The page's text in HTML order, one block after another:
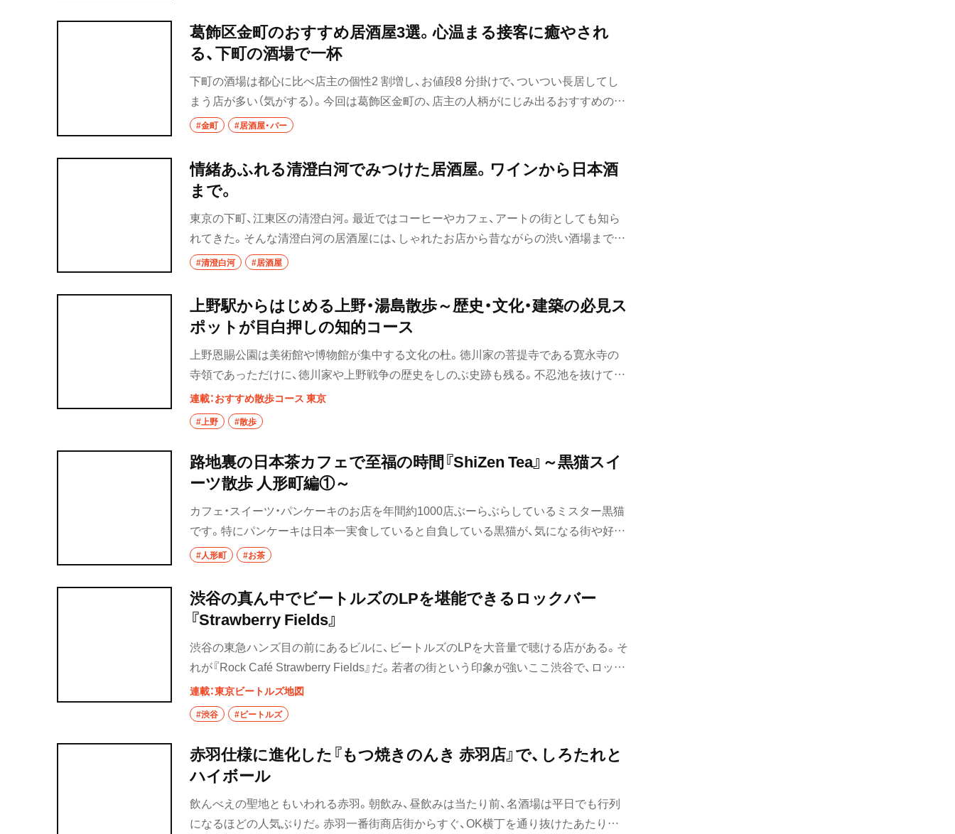
我孫子
柏
松戸
東京都
椎名町・東長崎・要町・
千川
椎名町
要町
千川
保谷・東久留米・清瀬・
秋津
経堂・千歳船橋・祖師ヶ
経堂
千歳船橋
祖師ヶ谷大蔵
東京駅・丸の内・八重洲
八重洲
銀座
汐留
日比谷
有楽町
洋食・西洋料理
洋食
ハンバーグ
ピザ
スペイン料理
パエリヤ
レストラン
中華
台湾料理
焼肉
そば・うどん
パン
トースト
葛飾区金町のおすすめ居酒屋3選。心温まる接客に癒やされ
る、下町の酒場で一杯
下町の酒場は都心に比べ店主の個性2 割増し、お値段8 分掛けで、ついつい長居してし
まう店が多い（気がする）。今回は葛飾区金町の、店主の人柄がにじみ出るおすすめの居
酒屋を3店紹介する。
#金町 #居酒屋・バー
情緒あふれる清澄白河でみつけた居酒屋。ワインから日本酒
まで。
東京の下町、江東区の清澄白河。最近ではコーヒーやカフェ、アートの街としても知ら
れてきた。そんな清澄白河の居酒屋には、しゃれたお店から昔ながらの渋い酒場までさ
まざまなラインナップが混在しているのだ。あなたのお気に入りの一軒を見つけよう！
#清澄白河 #居酒屋
上野駅からはじめる上野・湯島散歩～歴史・文化・建築の必見ス
ポットが目白押しの知的コース
上野恩賜公園は美術館や博物館が集中する文化の杜。徳川家の菩提寺である寛永寺の
寺領であっただけに、徳川家や上野戦争の歴史をしのぶ史跡も残る。不忍池を抜けて三
菱財閥の洋館から湯島天神へ。散歩の締めくくりは湯島の居酒屋か、アメ横で買い物
を。
連載：おすすめ散歩コース 東京
#上野 #散歩
路地裏の日本茶カフェで至福の時間『ShiZen Tea』～黒猫スイ
ーツ散歩 人形町編①～
カフェ・スイーツ・パンケーキのお店を年間約1000店ぶーらぶらしているミスター黒猫
です。特にパンケーキは日本一実食していると自負している黒猫が、気になる街や好き
な街を散歩しておすすめのお店を紹介していきます。今回は、そんな黒猫スイーツ散歩
#人形町 #お茶
渋谷の真ん中でビートルズのLPを堪能できるロックバー
『Strawberry Fields』
渋谷の東急ハンズ目の前にあるビルに、ビートルズのLPを大音量で聴ける店がある。そ
れが『Rock Café Strawberry Fields』だ。若者の街という印象が強いここ渋谷で、ロック
のレコードが聴けることにまず驚かされるが、この店は1998年から20年以上続く店
だ。
連載：東京ビートルズ地図
#渋谷 #ビートルズ
赤羽仕様に進化した『もつ焼きのんき 赤羽店』で、しろたれと
ハイボール
飲んべえの聖地ともいわれる赤羽。朝飲み、昼飲みは当たり前、名酒場は平日でも行列
になるほどの人気ぶりだ。赤羽一番街商店街からすぐ、OK横丁を通り抜けたあたり